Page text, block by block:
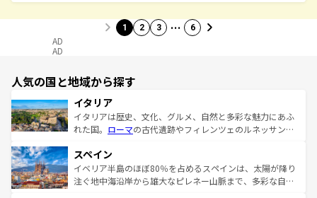
1 2 3 … 6
AD
AD
人気の国と地域から探す
イタリア
イタリアは歴史、文化、グルメ、自然と多彩な魅力にあふ
れた国。 ローマの古代遺跡やフィレンツェのルネッサンス
ろん、トスカーナの美しい田園風景やアマルフィ海岸の絶
景など、自然景観も見逃せない。観光の合間には、本場の
ピザやパスタなど、絶品のイタリア料理を堪能することも
スペイン
イベリア半島のほぼ80％を占めるスペインは、太陽が降り
注ぐ地中海沿岸から雄大なピレネー山脈まで、多彩な自然